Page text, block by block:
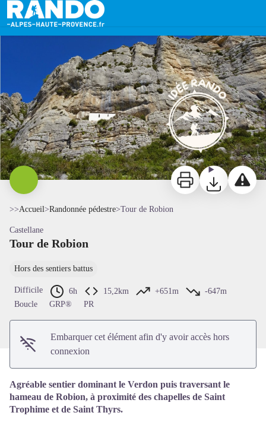
Tour de Robion
Chapelle Sainte-Trophime - ©MochileroSolo
ImprimerTéléchargerSignaler
>>Accueil>Randonnée pédestre>Tour de Robion
Castellane
Tour de Robion
Hors des sentiers battus
Difficile 6h 15,2km +651m
-647m
Boucle
GRP® PR
Embarquer cet élément afin d'y avoir accès hors
connexion
Agréable sentier dominant le Verdon puis traversant le
hameau de Robion, à proximité des chapelles de Saint
Trophime et de Saint Thyrs.